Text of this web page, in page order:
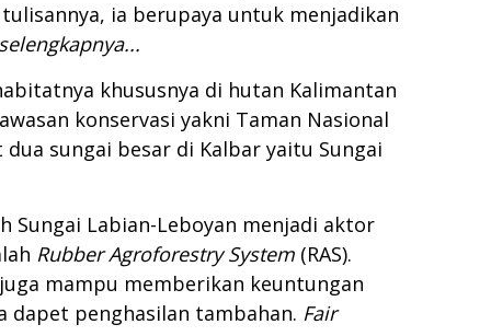
ia berupaya untuk menjadikan
khususnya di hutan Kalimantan
konservasi yakni Taman Nasional
sungai besar di Kalbar yaitu Sungai
Sungai Labian-Leboyan menjadi aktor
Rubber Agroforestry System (RAS).
mampu memberikan keuntungan
dapet penghasilan tambahan. Fair